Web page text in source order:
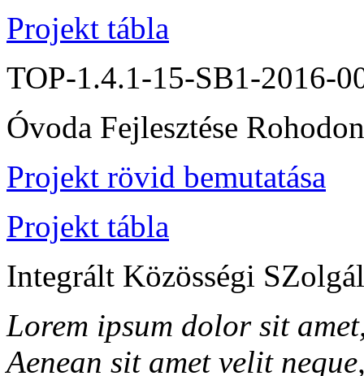
Projekt tábla
TOP-1.4.1-15-SB1-2016-
Óvoda Fejlesztése Rohodon
Projekt rövid bemutatása
Projekt tábla
Integrált Közösségi
Lorem ipsum dolor sit
Aenean sit amet velit